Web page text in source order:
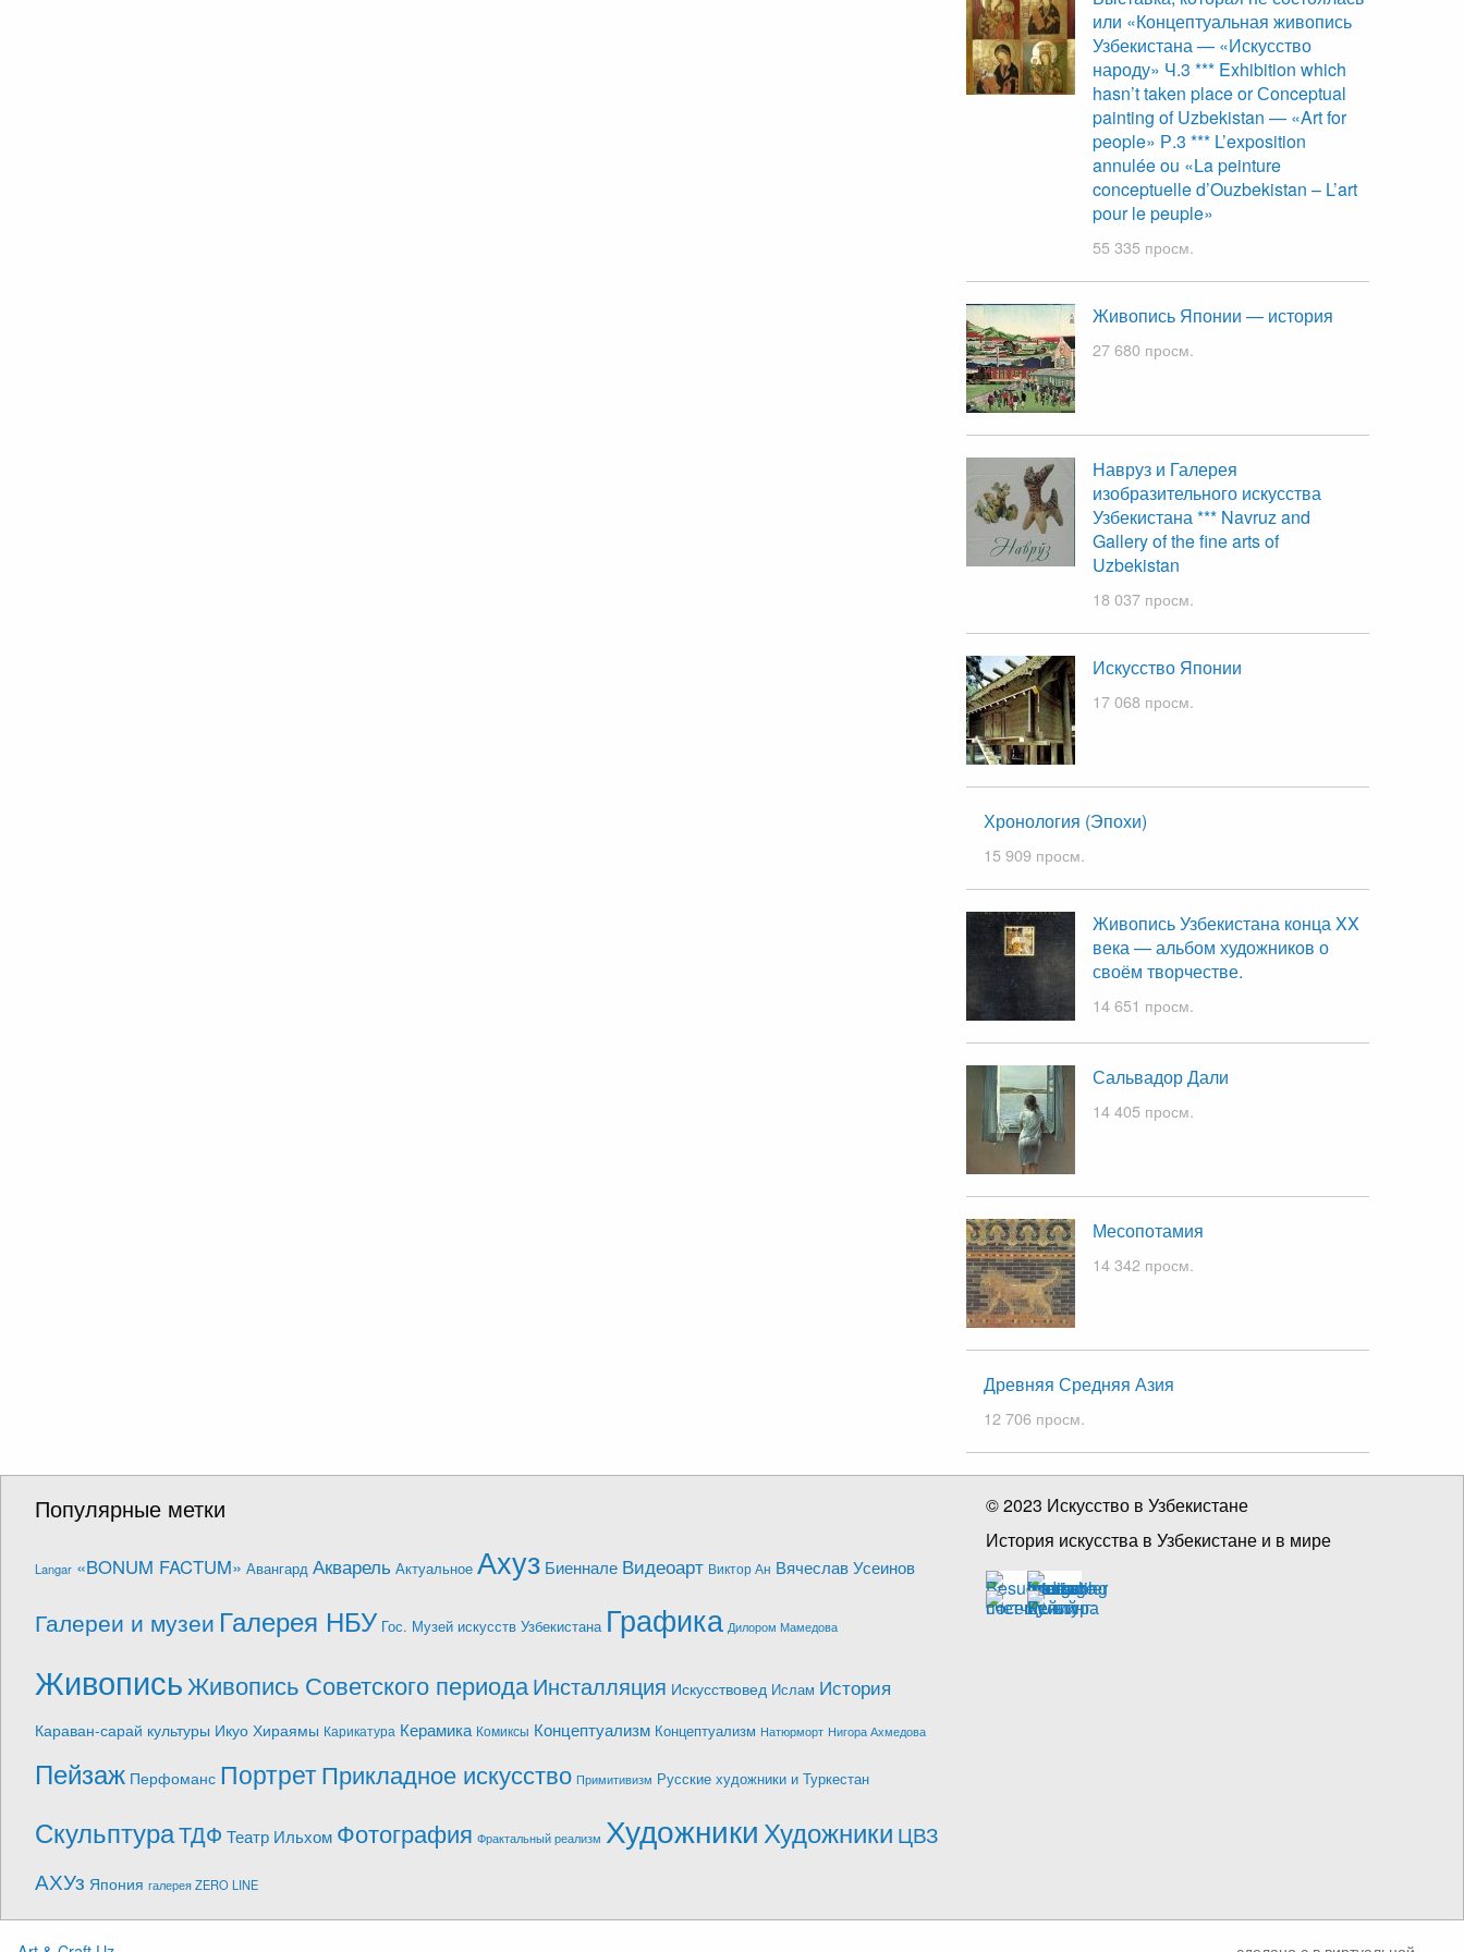
или «Концептуальная живопись
Узбекистана — «Искусство
народу» Ч.3 *** Exhibition which
hasn’t taken place or Сonceptual
painting of Uzbekistan — «Art for
people» Р.3 *** L’exposition
annulée ou «La peinture
conceptuelle d’Ouzbekistan – L’art
pour le peuple»
55 335 просм.
Живопись Японии — история
27 680 просм.
Навруз и Галерея
изобразительного искусства
Узбекистана *** Navruz and
Gallery of the fine arts of
Uzbekistan
18 037 просм.
Искусство Японии
17 068 просм.
Хронология (Эпохи)
15 909 просм.
Живопись Узбекистана конца XX
века — альбом художников о
своём творчестве.
14 651 просм.
Сальвадор Дали
14 405 просм.
Месопотамия
14 342 просм.
Древняя Средняя Азия
12 706 просм.
Популярные метки
Langar «BONUM FACTUM» Авангард Акварель Актуальное Ахуз Биеннале Видеоарт Виктор Ан Вячеслав Усеинов
Галереи и музеи Галерея НБУ Гос. Музей искусств Узбекистана Графика Дилором Мамедова
ЖивописьЖивопись Советского периодаИнсталляция Искусствовед Ислам История
Караван-сарай культуры Икуо Хираямы Карикатура Керамика Комиксы Концептуализм Концептуализм Натюрморт Нигора Ахмедова
Пейзаж Перфоманс ПортретПрикладное искусство Примитивизм Русские художники и Туркестан
СкульптураТДФ Театр Ильхом Фотография Фрактальный реализм ХудожникиХудожники ЦВЗ
АХУз Япония галерея ZERO LINE
© 2023 Искусство в Узбекистане
История искусства в Узбекистане и в мире